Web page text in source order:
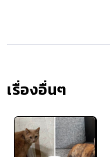
เรื่องอื่นๆ